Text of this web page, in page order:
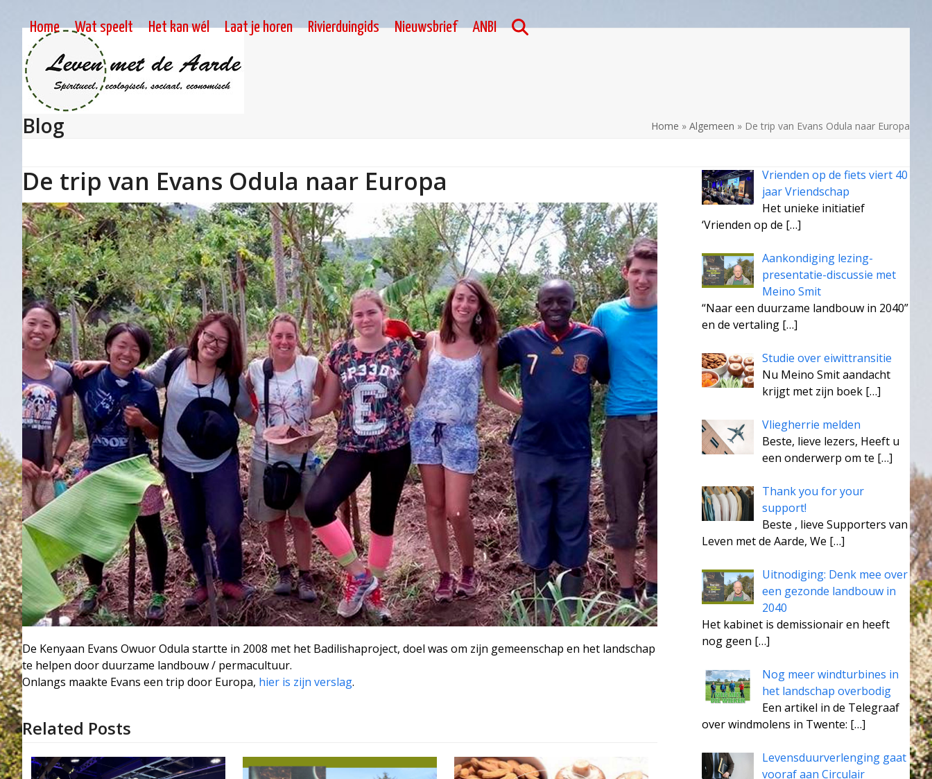
content
Home Wat speelt Het kan wél Laat je horen Rivierduingids Nieuwsbrief ANBI
Blog Home » Algemeen » De trip van Evans Odula naar Europa
De trip van Evans Odula naar Europa
De Kenyaan Evans Owuor Odula startte in 2008 met het Badilishaproject, doel was om zijn gemeenschap en het landschap
te helpen door duurzame landbouw / permacultuur.
Onlangs maakte Evans een trip door Europa, hier is zijn verslag.
Related Posts
Vrienden op de fiets viert 40
jaar Vriendschap
Het unieke initiatief
‘Vrienden op de […]
Aankondiging lezing-
presentatie-discussie met
Meino Smit
“Naar een duurzame landbouw in 2040”
en de vertaling […]
Studie over eiwittransitie
Nu Meino Smit aandacht
krijgt met zijn boek […]
Vliegherrie melden
Beste, lieve lezers, Heeft u
een onderwerp om te […]
Thank you for your
support!
Beste , lieve Supporters van
Leven met de Aarde, We […]
Uitnodiging: Denk mee over
een gezonde landbouw in
2040
Het kabinet is demissionair en heeft
nog geen […]
Nog meer windturbines in
het landschap overbodig
Een artikel in de Telegraaf
over windmolens in Twente: […]
Levensduurverlenging gaat
vooraf aan Circulair